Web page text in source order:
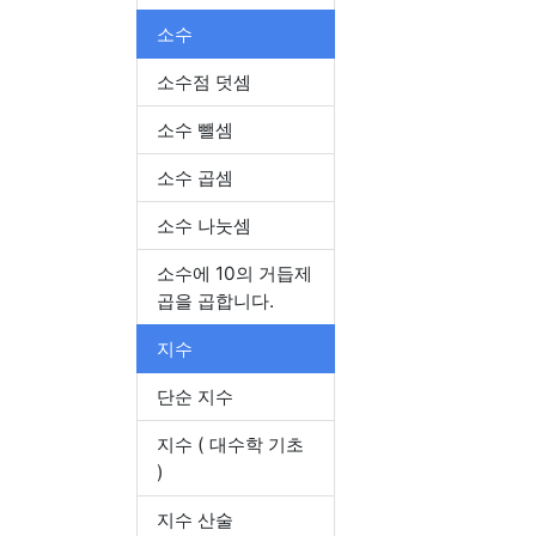
소수
소수점 덧셈
소수 뺄셈
소수 곱셈
소수 나눗셈
소수에 10의 거듭제
곱을 곱합니다.
지수
단순 지수
지수 ( 대수학 기초
)
지수 산술